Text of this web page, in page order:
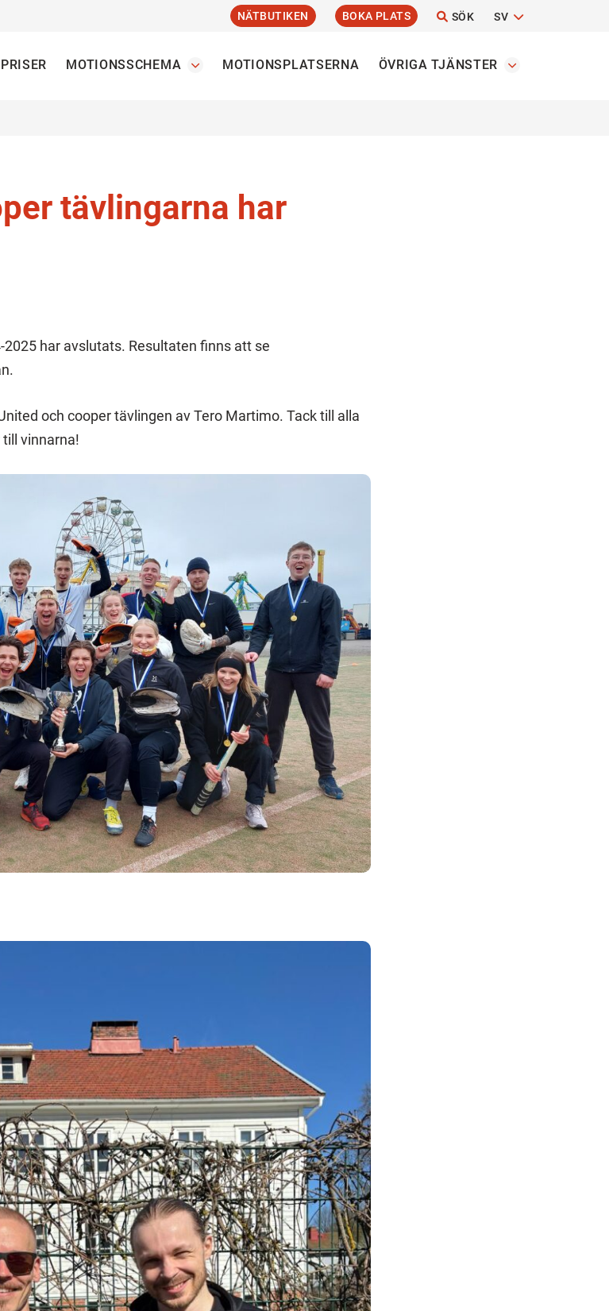
NÄTBUTIKEN BOKA PLATS SÖK SV
PRISER MOTIONSSCHEMA MOTIONSPLATSERNA ÖVRIGA TJÄNSTER
tävlingarna har
har avslutats. Resultaten finns att se
och cooper tävlingen av Tero Martimo. Tack till alla
vinnarna!